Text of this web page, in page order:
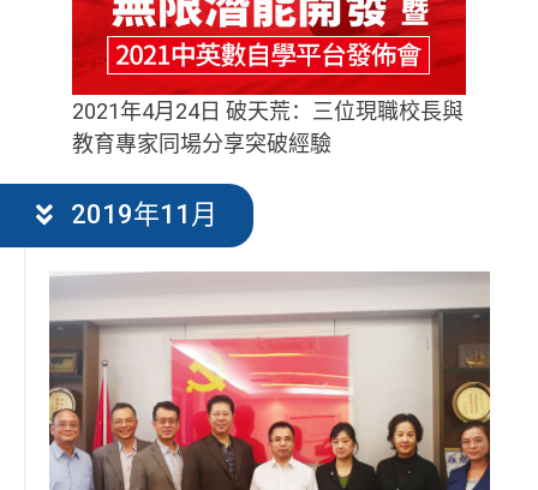
2021年4月24日 破天荒：三位現職校長與
教育專家同場分享突破經驗
2019年11月